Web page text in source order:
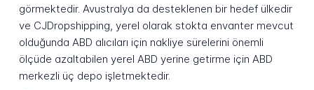
görmektedir. Avustralya da desteklenen bir hedef ülkedir
ve CJDropshipping, yerel olarak stokta envanter mevcut
olduğunda ABD alıcıları için nakliye sürelerini önemli
ölçüde azaltabilen yerel ABD yerine getirme için ABD
merkezli üç depo işletmektedir.